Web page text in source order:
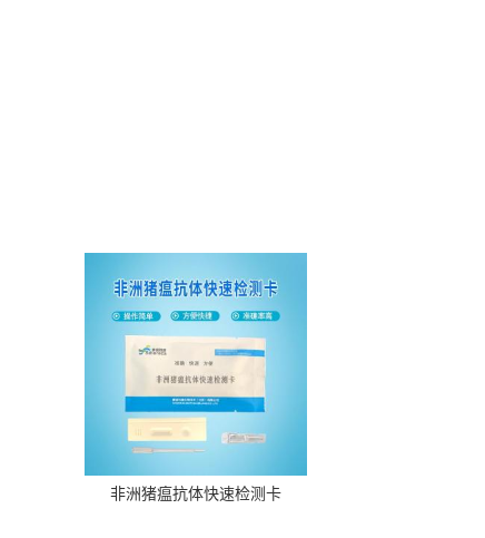
非洲猪瘟抗体快速检测卡